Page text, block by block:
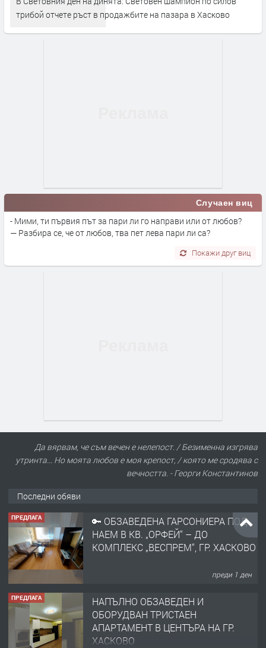
трибой отчете ръст в продажбите на пазара в Хасково
Случаен виц
- Мими, ти първия път за пари ли го направи или от любов?
— Разбира се, че от любов, тва пет лева пари ли са?
Покажи друг виц
Да вярвам, че съм вечен е нелепост. / Безименна изгрява
утринта... Но моята любов е моя крепост, / която ме сродява с
вечността. - Георги Константинов
Последни обяви
ПРЕДЛАГА
🔑 ОБЗАВЕДЕНА ГАРСОНИЕРА ПОД
НАЕМ В КВ. „ОРФЕЙ“ – ДО
КОМПЛЕКС „ВЕСПРЕМ“, ГР. ХАСКОВО
преди 1 ден
ПРЕДЛАГА
НАПЪЛНО ОБЗАВЕДЕН И
ОБОРУДВАН ТРИСТАЕН
АПАРТАМЕНТ В ЦЕНТЪРА НА ГР.
ХАСКОВО